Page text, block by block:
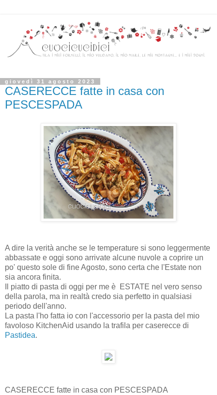
giovedì 31 agosto 2023
CASERECCE fatte in casa con
PESCESPADA
A dire la verità anche se le temperature si sono leggermente
abbassate e oggi sono arrivate alcune nuvole a coprire un
po' questo sole di fine Agosto, sono certa che l'Estate non
sia ancora finita.
Il piatto di pasta di oggi per me è ESTATE nel vero senso
della parola, ma in realtà credo sia perfetto in qualsiasi
periodo dell'anno.
La pasta l'ho fatta io con l'accessorio per la pasta del mio
favoloso KitchenAid usando la trafila per caserecce di
Pastidea.
CASERECCE fatte in casa con PESCESPADA